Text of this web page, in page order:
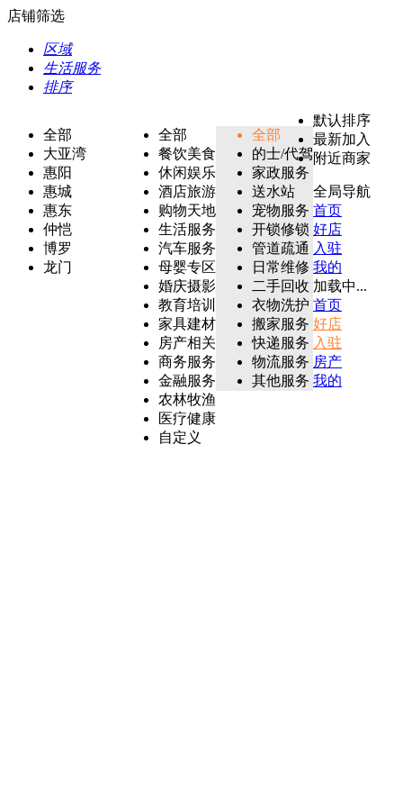
店铺筛选
区域
生活服务
排序
全部
大亚湾
惠阳
惠城
惠东
仲恺
博罗
龙门
全部
餐饮美食
休闲娱乐
酒店旅游
购物天地
生活服务
汽车服务
母婴专区
婚庆摄影
教育培训
家具建材
房产相关
商务服务
金融服务
农林牧渔
医疗健康
自定义
全部
的士/代驾
家政服务
送水站
宠物服务
开锁修锁
管道疏通
日常维修
二手回收
衣物洗护
搬家服务
快递服务
物流服务
其他服务
默认排序
最新加入
附近商家
全局导航
首页
好店
入驻
我的
加载中...
首页
好店
入驻
房产
我的